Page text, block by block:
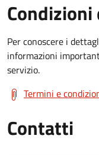
Per conoscere i
informazioni
servizio.
Termini e
Contatti